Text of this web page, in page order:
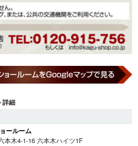
詳細
ールーム
木4-1-16 六本木ハイツ1F